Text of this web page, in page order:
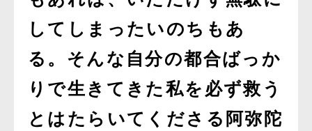
してしまったいのちもあ
る。そんな自分の都合ばっか
りで生きてきた私を必ず救う
とはたらいてくださる阿弥陀